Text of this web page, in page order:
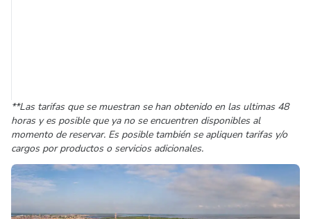
**Las tarifas que se muestran se han obtenido en las ultimas 48
horas y es posible que ya no se encuentren disponibles al
momento de reservar. Es posible también se apliquen tarifas y/o
cargos por productos o servicios adicionales.